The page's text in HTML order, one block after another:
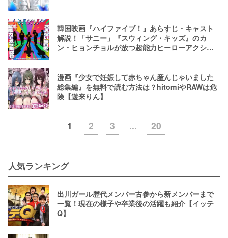
韓国映画『ハイファイブ！』あらすじ・キャスト
解説！「サニー」『スウィング・キッズ』のカ
ン・ヒョンチョルが放つ超能力ヒーローアクショ
漫画『少女で妊娠して赤ちゃん産んじゃいました
総集編』を無料で読む方法は？hitomiやRAWは危
険【遊来りん】
1 2 3 ... 20
人気ランキング
出川ガール歴代メンバー古参から新メンバーまで
一覧！現在の様子や卒業後の活躍も紹介【イッテ
Q】